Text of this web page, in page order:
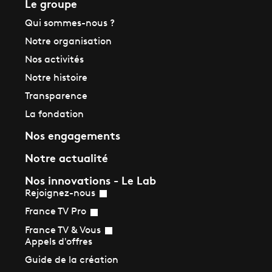
Qui sommes-nous ?
Notre organisation
Nos activités
Notre histoire
Transparence
La fondation
Nos engagements
Notre actualité
Nos innovations - Le Lab
Rejoignez-nous
France TV Pro
France TV & Vous
Appels d'offres
Guide de la création